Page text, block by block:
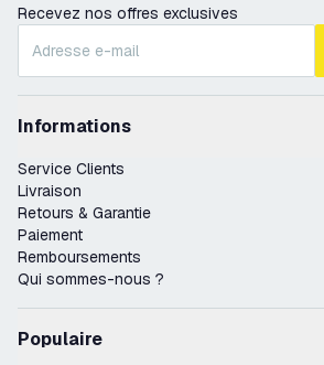
Recevez nos offres exclusives
Informations
Service Clients
Livraison
Retours & Garantie
Paiement
Remboursements
Qui sommes-nous ?
Populaire